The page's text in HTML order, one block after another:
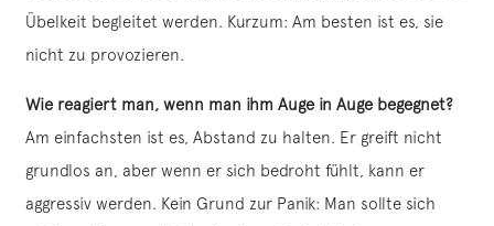
Übelkeit begleitet werden. Kurzum: Am besten ist es, sie
nicht zu provozieren.
Wie reagiert man, wenn man ihm Auge in Auge begegnet?
Am einfachsten ist es, Abstand zu halten. Er greift nicht
grundlos an, aber wenn er sich bedroht fühlt, kann er
aggressiv werden. Kein Grund zur Panik: Man sollte sich